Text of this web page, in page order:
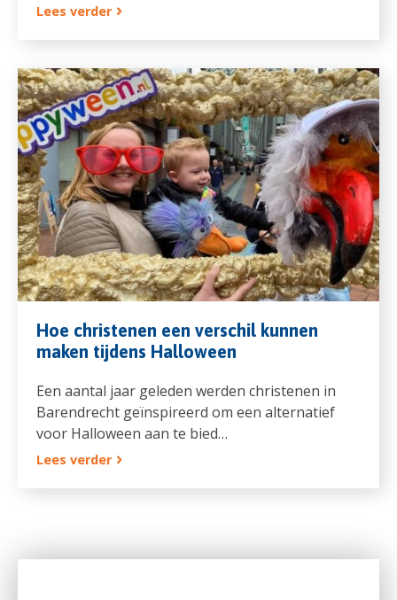
Lees verder
Hoe christenen een verschil kunnen
maken tijdens Halloween
Een aantal jaar geleden werden christenen in
Barendrecht geïnspireerd om een alternatief
voor Halloween aan te bied…
Lees verder